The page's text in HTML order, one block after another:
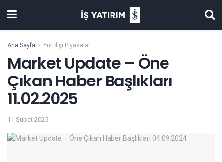
Ana Sayfa Yurtdışı Piyasalar
Market Update – Öne
Çıkan Haber Başlıkları
11.02.2025
11 Şubat 2025